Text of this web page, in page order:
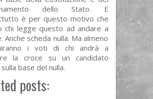
dello Stato. E
è per questo motivo che
chi legge questo ad andare a
Anche scheda nulla. Ma almeno
i voti di chi andrà a
la croce su un candidato
base del nulla.
posts: